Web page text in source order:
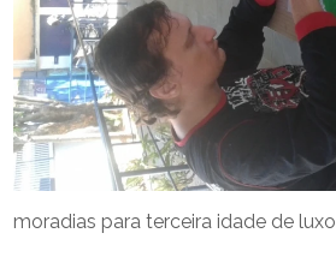
moradias para terceira idade de luxo